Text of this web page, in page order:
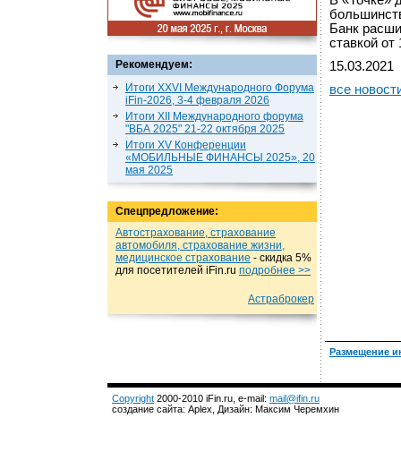
Рекомендуем:
Итоги XXVI Международного Форума
iFin-2026, 3-4 февраля 2026
Итоги XII Международного форума
"ВБА 2025" 21-22 октября 2025
Итоги XV Конференции
«МОБИЛЬНЫЕ ФИНАНСЫ 2025», 20
мая 2025
Спецпредложение:
Автострахование, страхование
автомобиля, страхование жизни,
медицинское страхование - cкидка 5%
для посетителей iFin.ru подробнеe >>
Астраброкер
Банк
ставкой от
15.03.2021
все
Размещение
Copyright 2000-2010 iFin.ru, e-mail: mail@ifin.ru
создание сайта: Aplex, Дизайн: Максим Черемхин